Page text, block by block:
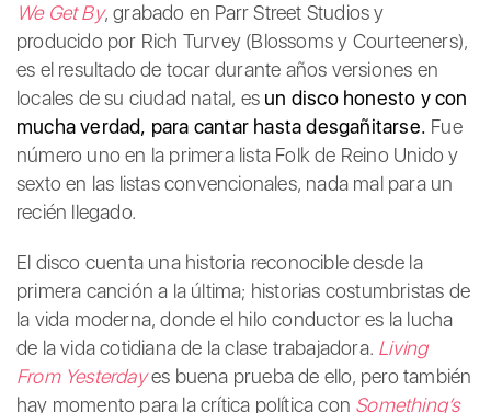
We Get By, grabado en Parr Street Studios y
producido por Rich Turvey (Blossoms y Courteeners),
es el resultado de tocar durante años versiones en
locales de su ciudad natal, es un disco honesto y con
mucha verdad, para cantar hasta desgañitarse. Fue
número uno en la primera lista Folk de Reino Unido y
sexto en las listas convencionales, nada mal para un
recién llegado.
El disco cuenta una historia reconocible desde la
primera canción a la última; historias costumbristas de
la vida moderna, donde el hilo conductor es la lucha
de la vida cotidiana de la clase trabajadora. Living
From Yesterdayes buena prueba de ello, pero también
hay momento para la crítica política con Something’s